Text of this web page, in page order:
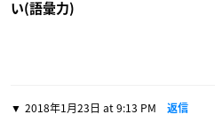
い(語彙力)
2018年1月23日 at 9:13 PM 返信